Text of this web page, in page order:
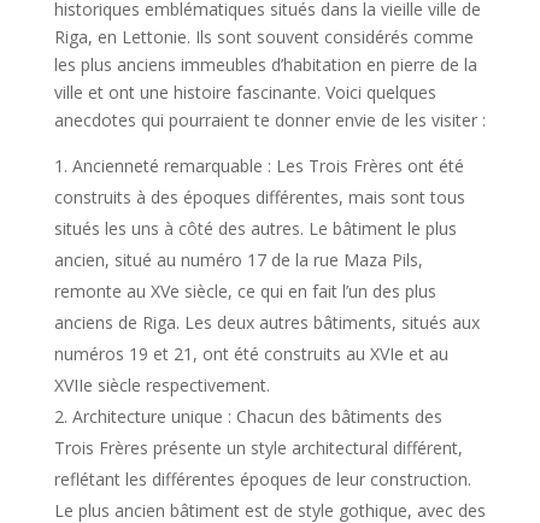
historiques emblématiques situés dans la vieille ville de
Riga, en Lettonie. Ils sont souvent considérés comme
les plus anciens immeubles d’habitation en pierre de la
ville et ont une histoire fascinante. Voici quelques
anecdotes qui pourraient te donner envie de les visiter :
Ancienneté remarquable : Les Trois Frères ont été
construits à des époques différentes, mais sont tous
situés les uns à côté des autres. Le bâtiment le plus
ancien, situé au numéro 17 de la rue Maza Pils,
remonte au XVe siècle, ce qui en fait l’un des plus
anciens de Riga. Les deux autres bâtiments, situés aux
numéros 19 et 21, ont été construits au XVIe et au
XVIIe siècle respectivement.
Architecture unique : Chacun des bâtiments des
Trois Frères présente un style architectural différent,
reflétant les différentes époques de leur construction.
Le plus ancien bâtiment est de style gothique, avec des